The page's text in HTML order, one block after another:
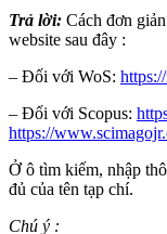
Trả lời: Cách đơn
website sau đây :
– Đối với WoS:
– Đối với Scopus:
https://
Ở ô tìm kiếm, nhập
đủ của tên tạp chí.
Chú ý :